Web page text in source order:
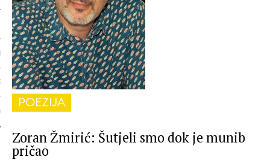
POEZIJA
Zoran Žmirić: Šutjeli smo dok je munib
pričao